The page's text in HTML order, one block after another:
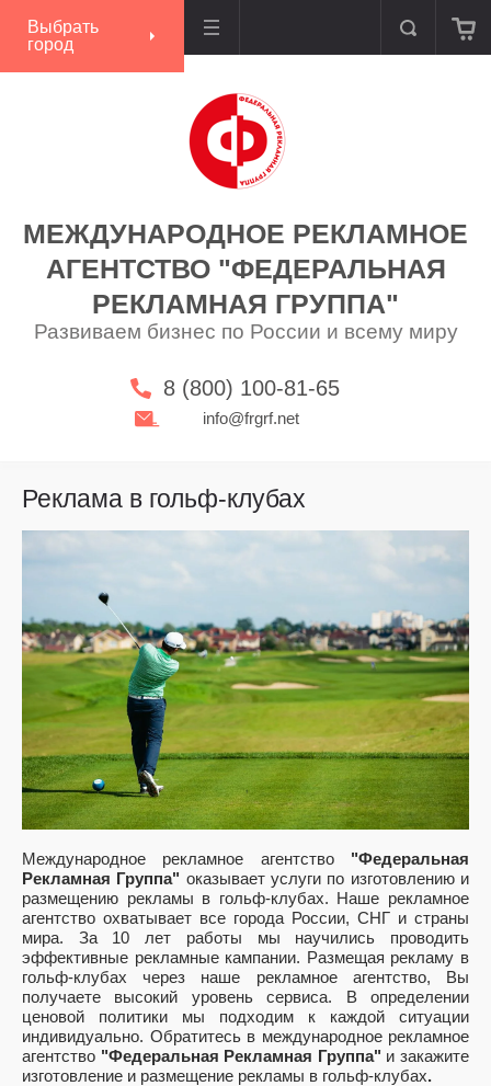
Выбрать
город
МЕЖДУНАРОДНОЕ РЕКЛАМНОЕ
АГЕНТСТВО "ФЕДЕРАЛЬНАЯ
РЕКЛАМНАЯ ГРУППА"
Развиваем бизнес по России и всему миру
8 (800) 100-81-65
info@frgrf.net
Реклама в гольф-клубах
Международное рекламное агентство "Федеральная
Рекламная Группа" оказывает услуги по изготовлению и
размещению рекламы в гольф-клубах. Наше рекламное
агентство охватывает все города России, СНГ и страны
мира. За 10 лет работы мы научились проводить
эффективные рекламные кампании. Размещая рекламу в
гольф-клубах
через наше рекламное агентство, Вы
получаете высокий уровень сервиса. В определении
ценовой политики мы подходим к каждой ситуации
индивидуально. Обратитесь в международное рекламное
агентство "Федеральная Рекламная Группа" и закажите
изготовление и размещение рекламы в гольф-клубах.